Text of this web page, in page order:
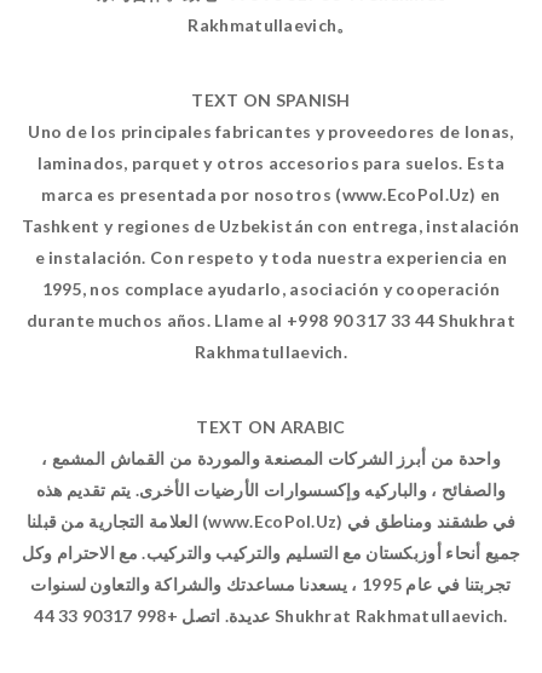
Rakhmatullaevich。
TEXT ON SPANISH
Uno de los principales fabricantes y proveedores de lonas,
laminados, parquet y otros accesorios para suelos. Esta
marca es presentada por nosotros (www.EcoPol.Uz) en
Tashkent y regiones de Uzbekistán con entrega, instalación
e instalación. Con respeto y toda nuestra experiencia en
1995, nos complace ayudarlo, asociación y cooperación
durante muchos años. Llame al +998 90 317 33 44 Shukhrat
Rakhmatullaevich.
TEXT ON ARABIC
واحدة من أبرز الشركات المصنعة والموردة من القماش المشمع ،
والصفائح ، والباركيه وإكسسوارات الأرضيات الأخرى. يتم تقديم هذه
العلامة التجارية من قبلنا (www.EcoPol.Uz) في طشقند ومناطق في
جميع أنحاء أوزبكستان مع التسليم والتركيب والتركيب. مع الاحترام وكل
تجربتنا في عام 1995 ، يسعدنا مساعدتك والشراكة والتعاون لسنوات
عديدة. اتصل +998 90317 33 44 Shukhrat Rakhmatullaevich.